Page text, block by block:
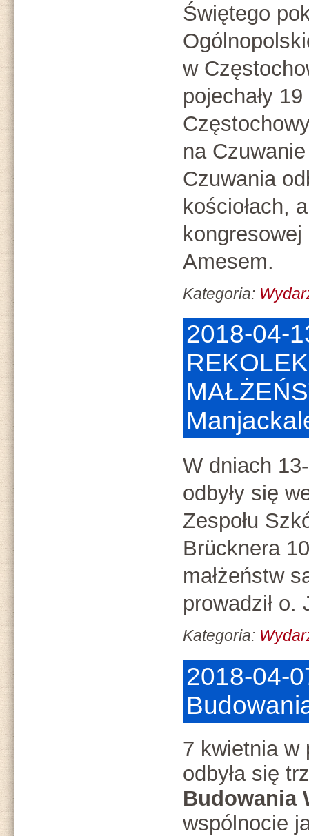
Świętego
w
pojechały
na
Czuwania
kościołach,
Amesem.
Kategoria:
2018-04-
W dniach
odbyły się
Zespołu
Brücknera
małżeństw
prowadził
Kategoria:
2018-04-
7 kwietnia w
odbyła się
Budowania
wspólnocie